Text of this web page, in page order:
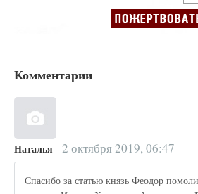
Комментарии
Наталья 2 октября 2019, 06:47
Спасибо за статью князь Феодор